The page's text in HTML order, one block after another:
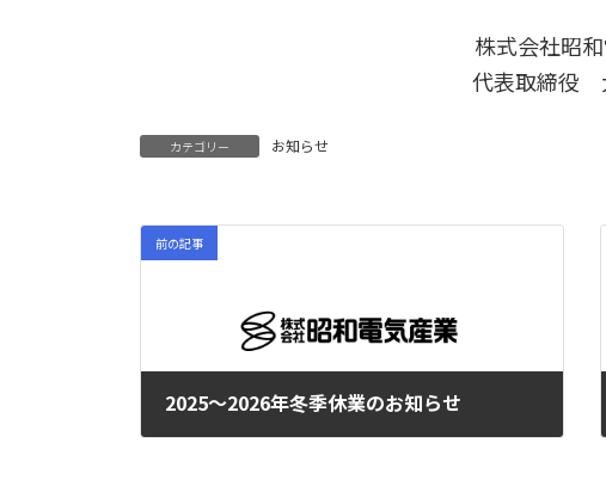
株式会社昭
代表取締役
カテゴリー お知らせ
前の記事
2025～2026年冬季休業のお知らせ
2025年10月8日